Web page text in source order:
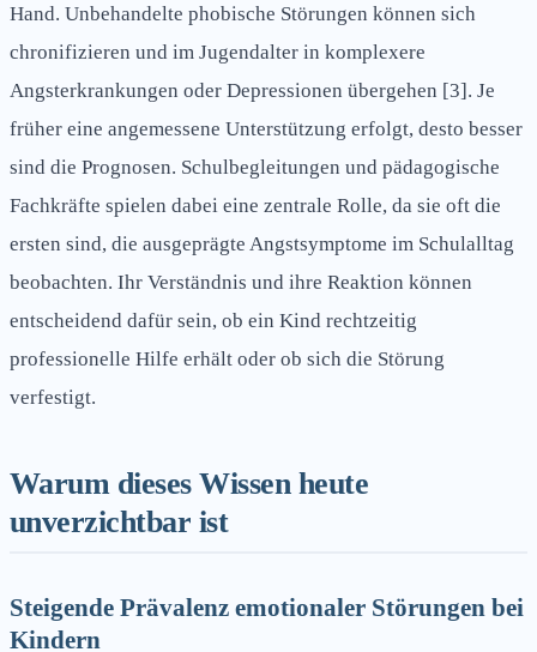
Hand. Unbehandelte phobische Störungen können sich
chronifizieren und im Jugendalter in komplexere
Angsterkrankungen oder Depressionen übergehen [3]. Je
früher eine angemessene Unterstützung erfolgt, desto besser
sind die Prognosen. Schulbegleitungen und pädagogische
Fachkräfte spielen dabei eine zentrale Rolle, da sie oft die
ersten sind, die ausgeprägte Angstsymptome im Schulalltag
beobachten. Ihr Verständnis und ihre Reaktion können
entscheidend dafür sein, ob ein Kind rechtzeitig
professionelle Hilfe erhält oder ob sich die Störung
verfestigt.
Warum dieses Wissen heute
unverzichtbar ist
Steigende Prävalenz emotionaler Störungen bei
Kindern